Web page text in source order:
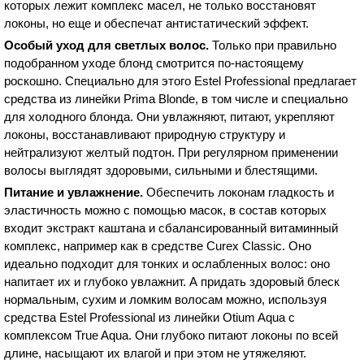
которых лежит комплекс масел, не только восстановят
локоны, но еще и обеспечат антистатический эффект.
Особый уход для светлых волос. Только при правильно
подобранном уходе блонд смотрится по-настоящему
роскошно. Специально для этого Estel Professional предлагает
средства из линейки Prima Blonde, в том числе и специально
для холодного блонда. Они увлажняют, питают, укрепляют
локоны, восстанавливают природную структуру и
нейтрализуют желтый подтон. При регулярном применении
волосы выглядят здоровыми, сильными и блестящими.
Питание и увлажнение. Обеспечить локонам гладкость и
эластичность можно с помощью масок, в состав которых
входит экстракт каштана и сбалансированный витаминный
комплекс, например как в средстве Curex Classic. Оно
идеально подходит для тонких и ослабленных волос: оно
напитает их и глубоко увлажнит. А придать здоровый блеск
нормальным, сухим и ломким волосам можно, используя
средства Estel Professional из линейки Otium Aqua с
комплексом True Aqua. Они глубоко питают локоны по всей
длине, насыщают их влагой и при этом не утяжеляют.